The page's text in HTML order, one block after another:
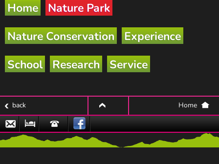
Home
Nature Park
Nature Conservation
Experience
School
Research Service
back top
Home
Email
Nature
Park
Hotline